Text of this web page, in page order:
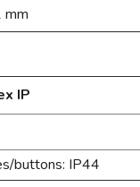
mm
IP
buttons: IP44